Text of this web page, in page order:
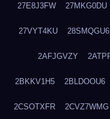
27E8J3FW 27MKG0DU
27VYT4KU 28SMQGU6
2AFJGVZY
2BKKV1H5 2BLDOOU6
2CSOTXFR 2CVZ7WMG